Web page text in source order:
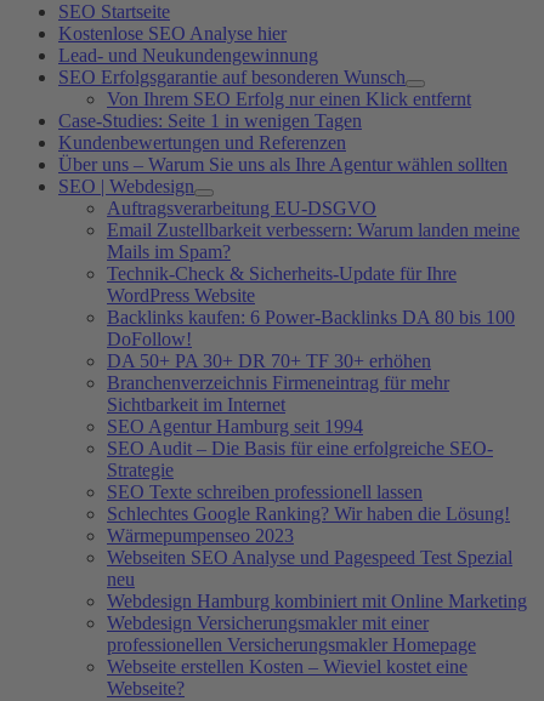
SEO Startseite
Kostenlose SEO Analyse hier
Lead- und Neukundengewinnung
SEO Erfolgsgarantie auf besonderen Wunsch
Von Ihrem SEO Erfolg nur einen Klick entfernt
Case-Studies: Seite 1 in wenigen Tagen
Kundenbewertungen und Referenzen
Über uns – Warum Sie uns als Ihre Agentur wählen sollten
SEO | Webdesign
Auftragsverarbeitung EU-DSGVO
Email Zustellbarkeit verbessern: Warum landen meine
Mails im Spam?
Technik-Check & Sicherheits-Update für Ihre
WordPress Website
Backlinks kaufen: 6 Power-Backlinks DA 80 bis 100
DoFollow!
DA 50+ PA 30+ DR 70+ TF 30+ erhöhen
Branchenverzeichnis Firmeneintrag für mehr
Sichtbarkeit im Internet
SEO Agentur Hamburg seit 1994
SEO Audit – Die Basis für eine erfolgreiche SEO-
Strategie
SEO Texte schreiben professionell lassen
Schlechtes Google Ranking? Wir haben die Lösung!
Wärmepumpenseo 2023
Webseiten SEO Analyse und Pagespeed Test Spezial
neu
Webdesign Hamburg kombiniert mit Online Marketing
Webdesign Versicherungsmakler mit einer
professionellen Versicherungsmakler Homepage
Webseite erstellen Kosten – Wieviel kostet eine
Webseite?